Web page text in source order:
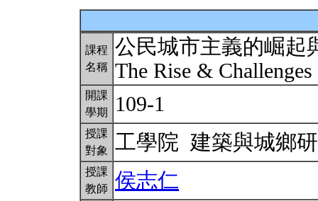
課程
名稱
公民城市主義的崛起
The Rise &
開課
學期
109-1
授課
對象
工學院 建築與城鄉
授課
教師
侯志仁